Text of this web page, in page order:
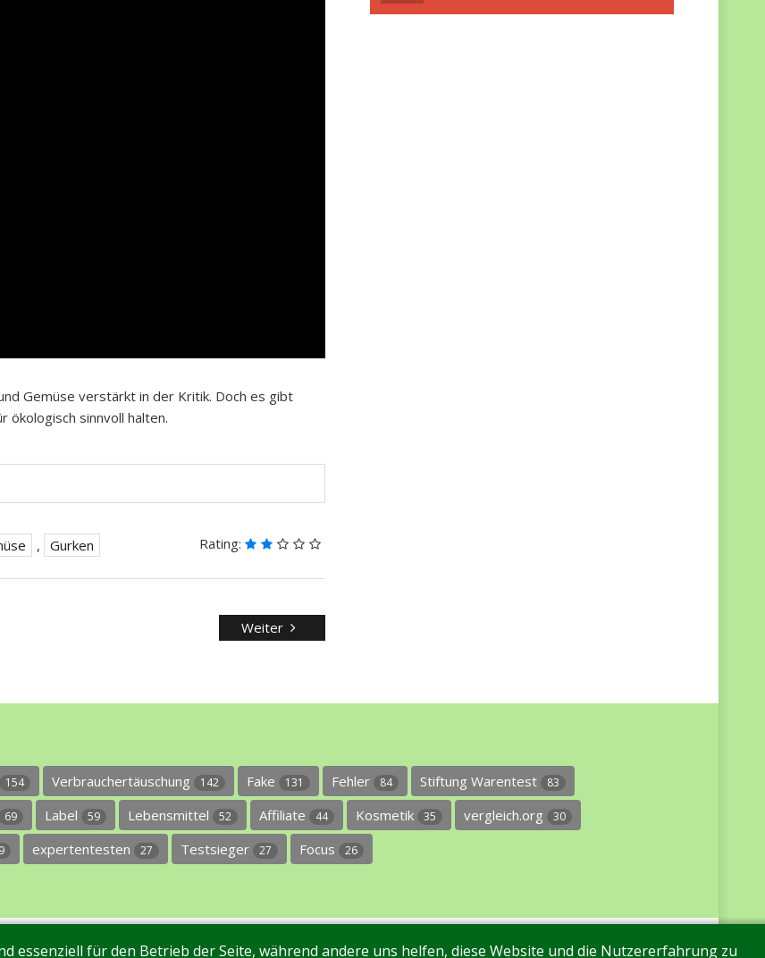
Gemüse verstärkt in der Kritik. Doch es gibt
ökologisch sinnvoll halten.
, Gurken Rating:
Weiter
154 Verbrauchertäuschung 142 Fake 131 Fehler 84 Stiftung Warentest 83
69 Label 59 Lebensmittel 52 Affiliate 44 Kosmetik 35 vergleich.org 30
expertentesten 27 Testsieger 27 Focus 26
essenziell für den Betrieb der Seite, während andere uns helfen, diese Website und die Nutzererfahrung zu